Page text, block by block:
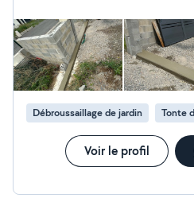
Débroussaillage de jardin Tonte
Voir le profil